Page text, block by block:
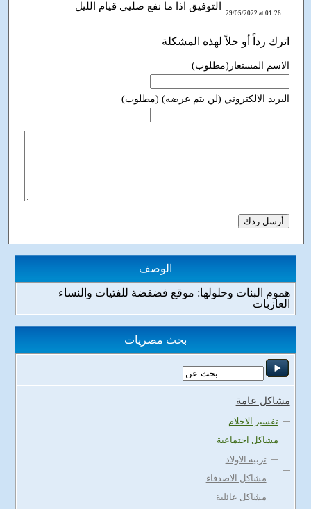
29/05/2022 at 01:26
التوفيق اذا ما نفع صليي قيام الليل
اترك رداً أو حلاً لهذه المشكلة
الاسم المستعار(مطلوب)
البريد الالكتروني (لن يتم عرضه) (مطلوب)
الوصف
هموم البنات وحلولها: موقع فضفضة للفتيات والنساء
العازبات
بحث مصريات
مشاكل عامة
تفسير الاحلام
مشاكل اجتماعية
تربية الاولاد
مشاكل الاصدقاء
مشاكل عائلية